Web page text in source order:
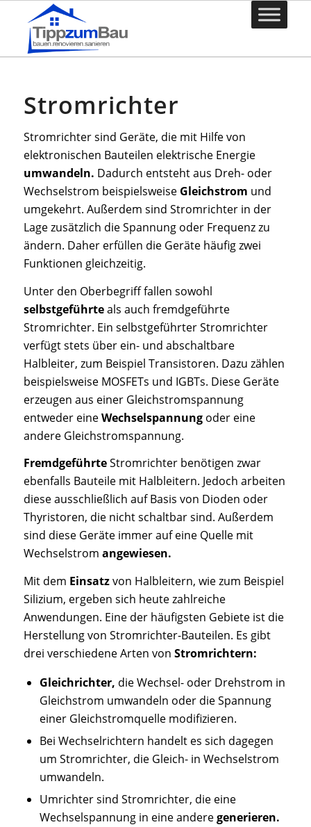
Stromrichter
Stromrichter sind Geräte, die mit Hilfe von
elektronischen Bauteilen elektrische Energie
umwandeln. Dadurch entsteht aus Dreh- oder
Wechselstrom beispielsweise Gleichstrom und
umgekehrt. Außerdem sind Stromrichter in der
Lage zusätzlich die Spannung oder Frequenz zu
ändern. Daher erfüllen die Geräte häufig zwei
Funktionen gleichzeitig.
Unter den Oberbegriff fallen sowohl
selbstgeführteals auch fremdgeführte
Stromrichter. Ein selbstgeführter Stromrichter
verfügt stets über ein- und abschaltbare
Halbleiter, zum Beispiel Transistoren. Dazu zählen
beispielsweise MOSFETs und IGBTs. Diese Geräte
erzeugen aus einer Gleichstromspannung
entweder eineWechselspannungoder eine
andere Gleichstromspannung.
FremdgeführteStromrichter benötigen zwar
ebenfalls Bauteile mit Halbleitern. Jedoch arbeiten
diese ausschließlich auf Basis von Dioden oder
Thyristoren, die nicht schaltbar sind. Außerdem
sind diese Geräte immer auf eine Quelle mit
Wechselstrom angewiesen.
Mit dem Einsatzvon Halbleitern, wie zum Beispiel
Silizium, ergeben sich heute zahlreiche
Anwendungen. Eine der häufigsten Gebiete ist die
Herstellung von Stromrichter-Bauteilen. Es gibt
drei verschiedene Arten von Stromrichtern:
Gleichrichter, die Wechsel- oder Drehstrom in
Gleichstrom umwandeln oder die Spannung
einer Gleichstromquelle modifizieren.
Bei Wechselrichtern handelt es sich dagegen
um Stromrichter, die Gleich- in Wechselstrom
umwandeln.
Umrichter sind Stromrichter, die eine
Wechselspannung in eine anderegenerieren.